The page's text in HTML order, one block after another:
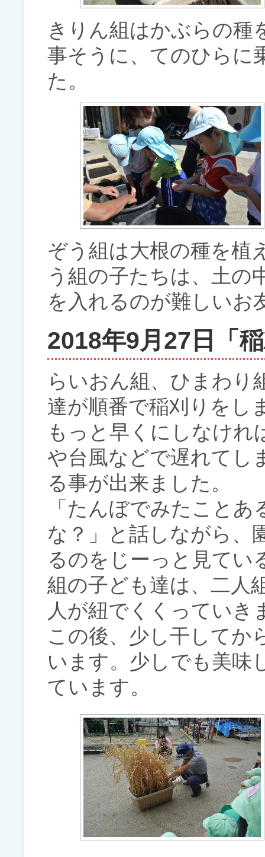
きりん組はかぶらの種
事そうに、てのひらに
た。
ぞう組は大根の種を植
う組の子たちは、土の
を入れるのが難しいお
2018年9月27日「
らいおん組、ひまわり
達が順番で稲刈りをし
もっと早くにしなけれ
や台風などで遅れてし
る事が出来ました。
「たんぼでみたこと
な？」と話しながら、
るのをじーっと見てい
組の子ども達は、二人
人が紐でくくっていき
この後、少し干してか
います。少しでも美味
ています。